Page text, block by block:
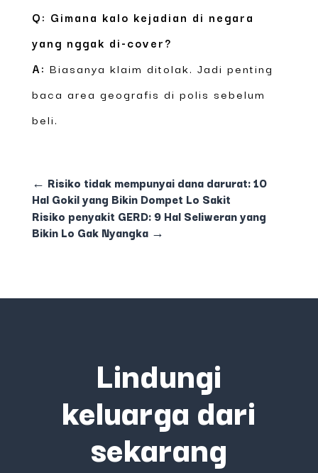
Q: Gimana kalo kejadian di negara
yang nggak di-cover?
A: Biasanya klaim ditolak. Jadi penting
baca area geografis di polis sebelum
beli.
← Risiko tidak mempunyai dana darurat: 10
Hal Gokil yang Bikin Dompet Lo Sakit
Risiko penyakit GERD: 9 Hal Seliweran yang
Bikin Lo Gak Nyangka→
Lindungi
keluarga dari
sekarang